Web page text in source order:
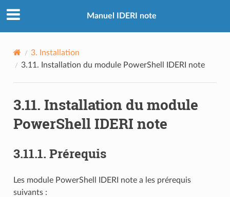
Manuel IDERI note
3.
Installation
3.11.
Installation du module PowerShell IDERI note
3.11. Installation du module
PowerShell IDERI note
3.11.1. Prérequis
Les module PowerShell IDERI note a les prérequis
suivants :